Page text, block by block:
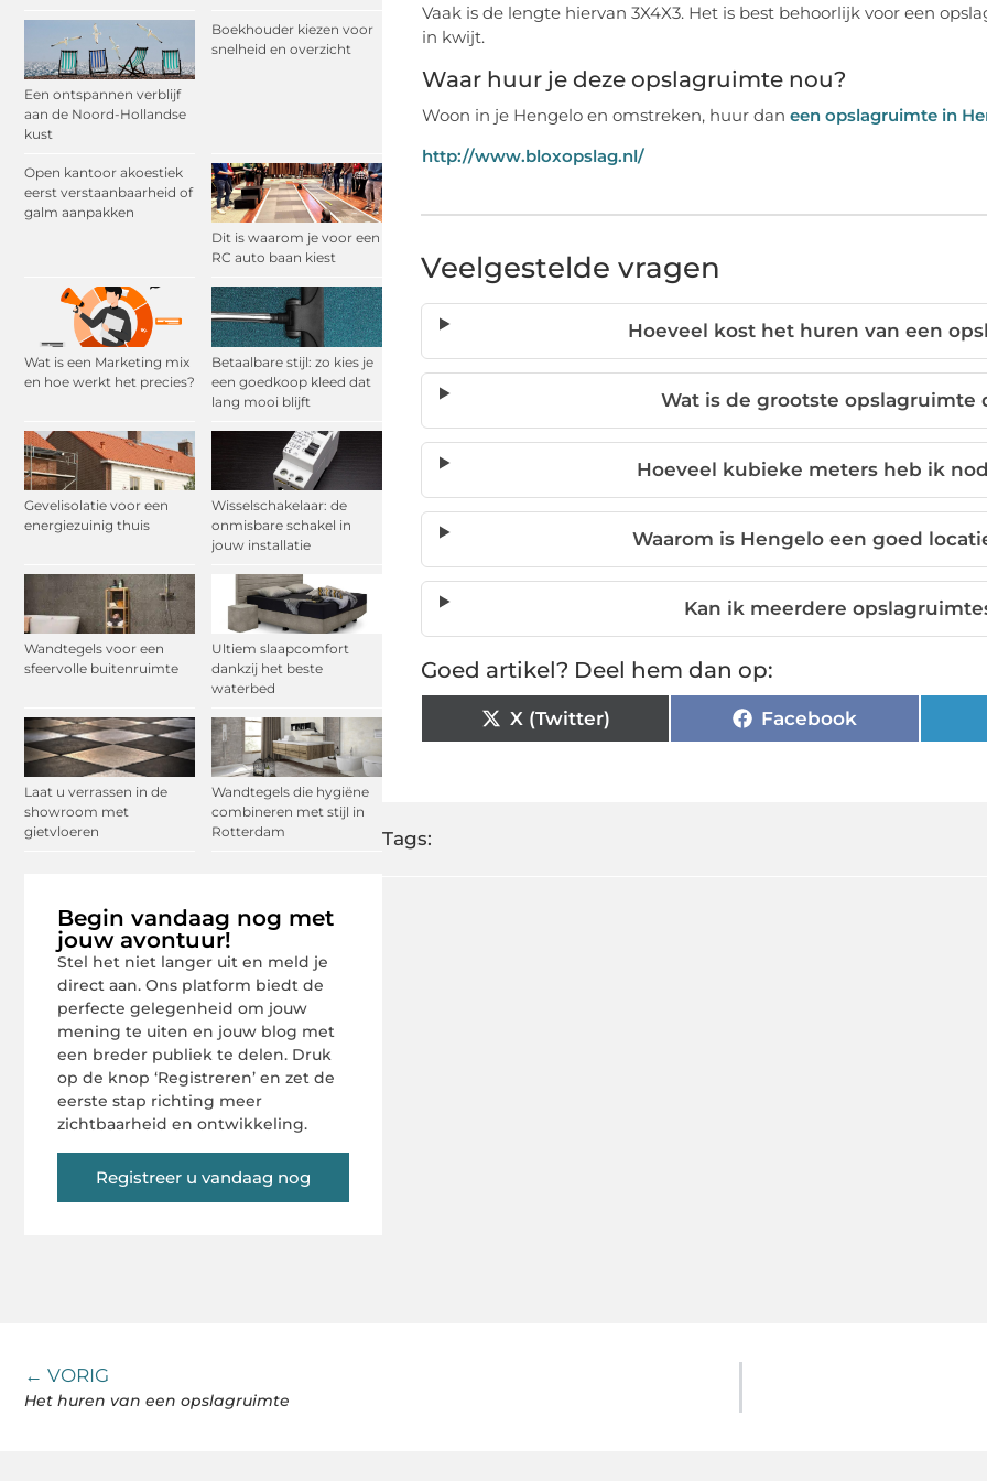
Een ontspannen verblijf
aan de Noord-Hollandse
kust
Boekhouder kiezen voor
snelheid en overzicht
Open kantoor akoestiek
eerst verstaanbaarheid of
galm aanpakken
Dit is waarom je voor een
RC auto baan kiest
Wat is een Marketing mix
en hoe werkt het precies?
Betaalbare stijl: zo kies je
een goedkoop kleed dat
lang mooi blijft
Gevelisolatie voor een
energiezuinig thuis
Wisselschakelaar: de
onmisbare schakel in
jouw installatie
Wandtegels voor een
sfeervolle buitenruimte
Ultiem slaapcomfort
dankzij het beste
waterbed
Laat u verrassen in de
showroom met
gietvloeren
Wandtegels die hygiëne
combineren met stijl in
Rotterdam
Begin vandaag nog met
jouw avontuur!
Stel het niet langer uit en meld je
direct aan. Ons platform biedt de
perfecte gelegenheid om jouw
mening te uiten en jouw blog met
een breder publiek te delen. Druk
op de knop ‘Registreren’ en zet de
eerste stap richting meer
zichtbaarheid en ontwikkeling.
Registreer u vandaag nog
Vaak is de lengte hiervan 3X4X3. Het is best behoorlijk voor een
in kwijt.
Waar huur je deze opslagruimte nou?
Woon in je Hengelo en omstreken, huur dan een opslagruimte in
http://www.bloxopslag.nl/
Veelgestelde vragen
Hoeveel kost het huren van een
Wat is de grootste opslagruimte
Hoeveel kubieke meters heb ik
Waarom is Hengelo een goed
Kan ik meerdere
Goed artikel? Deel hem dan op:
X (Twitter) Facebook
Tags:
← VORIG
Het huren van een opslagruimte